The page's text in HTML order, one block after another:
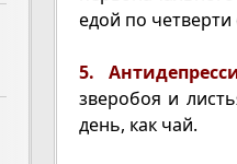
едой по четверти
5.
зверобоя и
день, как чай.